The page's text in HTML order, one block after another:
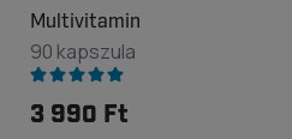
Multivitamin
90 kapszula
3 990 Ft